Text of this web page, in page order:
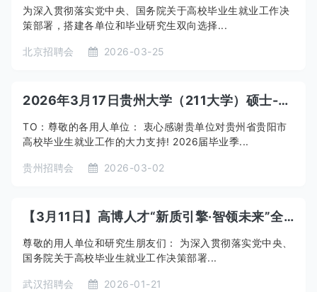
为深入贯彻落实党中央、国务院关于高校毕业生就业工作决
策部署，搭建各单位和毕业研究生双向选择...
北京招聘会 2026-03-25
2026年3月17日贵州大学（211大学）硕士-博士校园招聘会
TO：尊敬的各用人单位： 衷心感谢贵单位对贵州省贵阳市
高校毕业生就业工作的大力支持! 2026届毕业季...
贵州招聘会 2026-03-02
【3月11日】高博人才“新质引擎·智领未来”全国巡回博士、博士后高层次人才专场签约洽谈会——武汉大学站
尊敬的用人单位和研究生朋友们： 为深入贯彻落实党中央、
国务院关于高校毕业生就业工作决策部署...
武汉招聘会 2026-01-21